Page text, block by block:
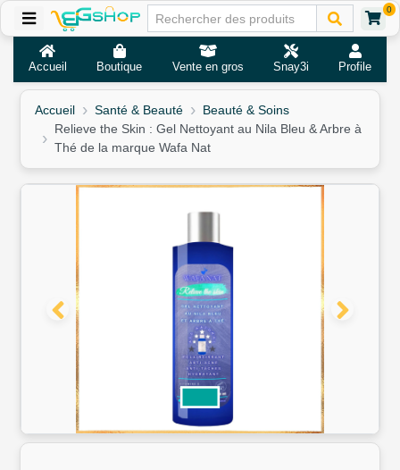
0
Accueil Boutique Vente en gros Snay3i Profile
Accueil Santé & Beauté
Beauté & Soins
Relieve the Skin : Gel Nettoyant au Nila Bleu & Arbre à
Thé de la marque Wafa Nat